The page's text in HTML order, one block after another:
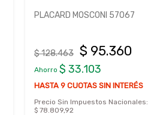
PLACARD MOSCONI 57067
$ 128.463 $ 95.360
Ahorro $ 33.103
HASTA 9 CUOTAS SIN INTERÉS
Precio Sin Impuestos Nacionales:
$ 78.809,92